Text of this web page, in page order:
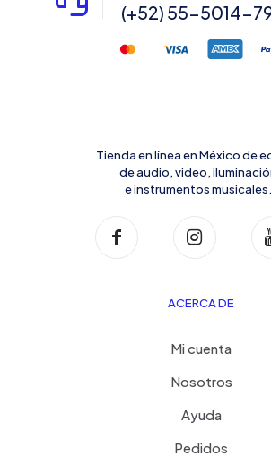
(+52) 55-5014-
Tienda en línea en México de
de audio, video,
e instrumentos musicales.
ACERCA DE
Mi cuenta
Nosotros
Ayuda
Pedidos